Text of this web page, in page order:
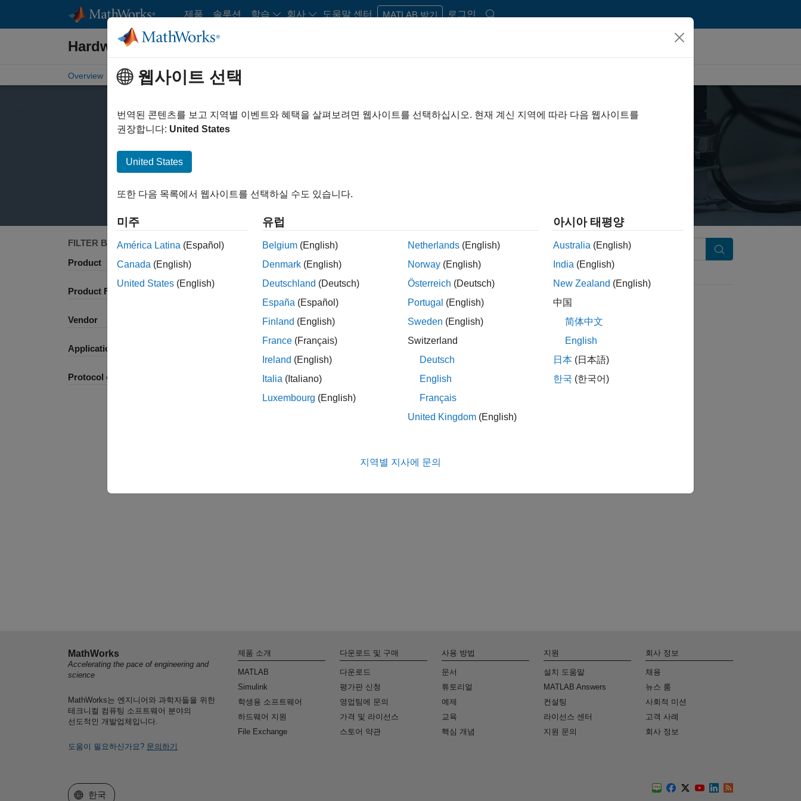
콘텐츠로 바로 가기
제품 솔루션 학습 회사 도움말 센터 MATLAB 받기 로그인
Hardware Support
Overview Search Hardware Support Request Hardware Support
FILTER BY
Product
Product Family and Category
Vendor
Application
Protocol or Standard
Search
웹사이트 선택
번역된 콘텐츠를 보고 지역별 이벤트와 혜택을 살펴보려면 웹사이트를 선택하십시오. 현재 계신 지역에 따라 다음 웹사이트를
권장합니다: United States
United States
또한 다음 목록에서 웹사이트를 선택하실 수도 있습니다.
미주
América Latina (Español)
Canada (English)
United States (English)
유럽
Belgium (English)
Denmark (English)
Deutschland (Deutsch)
España (Español)
Finland (English)
France (Français)
Ireland (English)
Italia (Italiano)
Luxembourg (English)
Netherlands (English)
Norway (English)
Österreich (Deutsch)
Portugal (English)
Sweden (English)
Switzerland
Deutsch
English
Français
United Kingdom (English)
아시아 태평양
Australia (English)
India (English)
New Zealand (English)
中国
简体中文
English
日本 (日本語)
한국 (한국어)
지역별 지사에 문의
MathWorks
Accelerating the pace of engineering and
science
MathWorks는 엔지니어와 과학자들을 위한
테크니컬 컴퓨팅 소프트웨어 분야의
선도적인 개발업체입니다.
도움이 필요하신가요? 문의하기
제품 소개
MATLAB
Simulink
학생용 소프트웨어
하드웨어 지원
File Exchange
다운로드 및 구매
다운로드
평가판 신청
영업팀에 문의
가격 및 라이선스
스토어 약관
사용 방법
문서
튜토리얼
예제
교육
핵심 개념
지원
설치 도움말
MATLAB Answers
컨설팅
라이선스 센터
지원 문의
회사 정보
채용
뉴스 룸
사회적 미션
고객 사례
회사 정보
웹사이트 선택
한국